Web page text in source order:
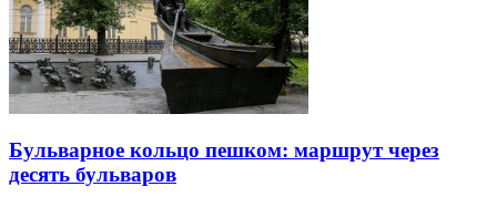
Бульварное кольцо пешком: маршрут через
десять бульваров